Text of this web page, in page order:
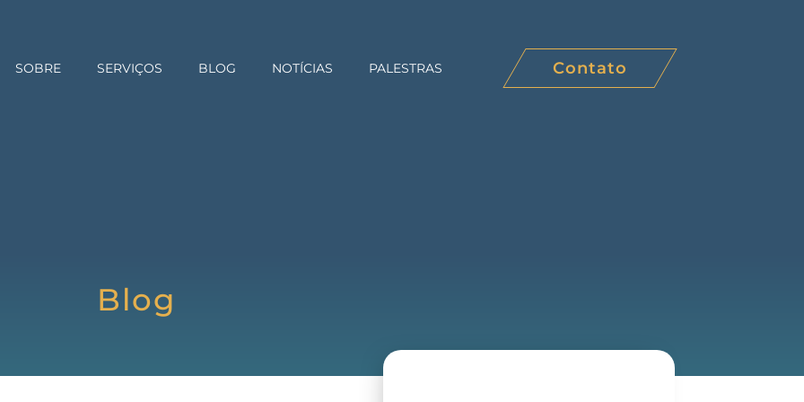
SOBRE SERVIÇOS BLOG NOTÍCIAS PALESTRAS Contato
Blog